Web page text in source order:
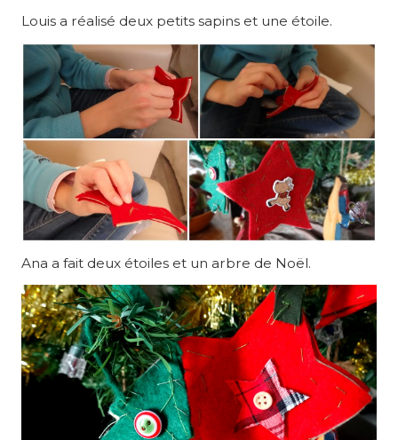
Louis a réalisé deux petits sapins et une étoile.
Ana a fait deux étoiles et un arbre de Noël.